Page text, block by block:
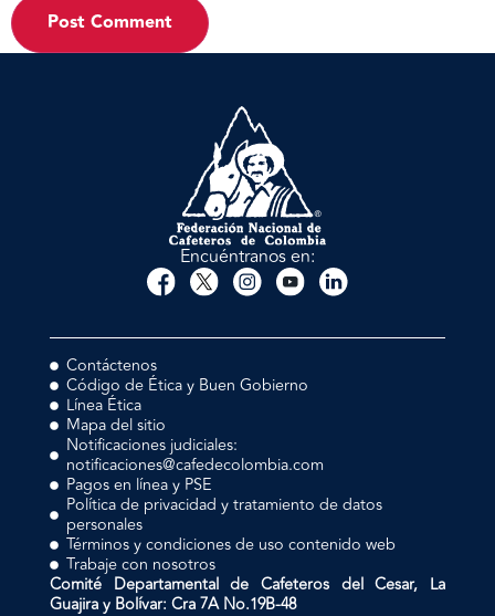
Encuéntranos en:
Contáctenos
Código de Ética y Buen Gobierno
Línea Ética
Mapa del sitio
Notificaciones judiciales:
notificaciones@cafedecolombia.com
Pagos en línea y PSE
Política de privacidad y tratamiento de datos
personales
Términos y condiciones de uso contenido web
Trabaje con nosotros
Comité Departamental de Cafeteros del Cesar, La
Guajira y Bolívar: Cra 7A No.19B-48